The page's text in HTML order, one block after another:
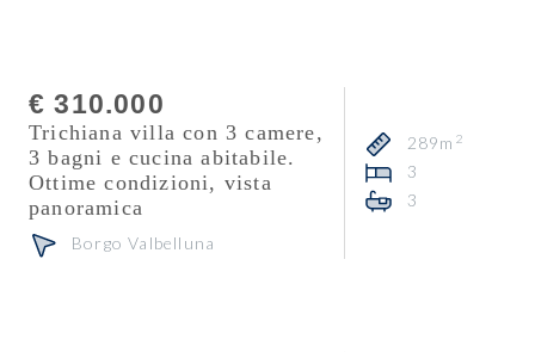
€ 310.000
Trichiana villa con 3 camere,
3 bagni e cucina abitabile.
Ottime condizioni, vista
panoramica
Borgo Valbelluna
289m 2
3
3
Consulente